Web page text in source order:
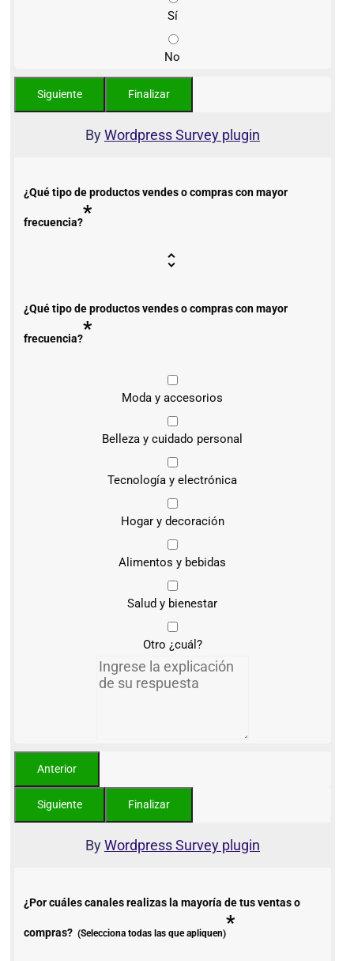
Sí
No
ByWordpress Survey plugin
¿Qué tipo de productos vendes o compras con mayor
frecuencia?*
¿Qué tipo de productos vendes o compras con mayor
frecuencia?*
Moda y accesorios
Belleza y cuidado personal
Tecnología y electrónica
Hogar y decoración
Alimentos y bebidas
Salud y bienestar
Otro ¿cuál?
ByWordpress Survey plugin
¿Por cuáles canales realizas la mayoría de tus ventas o
compras? (Selecciona todas las que apliquen)*